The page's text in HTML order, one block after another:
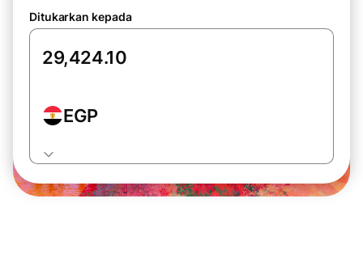
Ditukarkan kepada
EGP